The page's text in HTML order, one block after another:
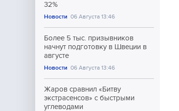
32%
Новости 06 Августа 13:46
Более 5 тыс. призывников
начнут подготовку в Швеции в
августе
Новости 06 Августа 13:46
Жаров сравнил «Битву
экстрасенсов» с быстрыми
углеводами